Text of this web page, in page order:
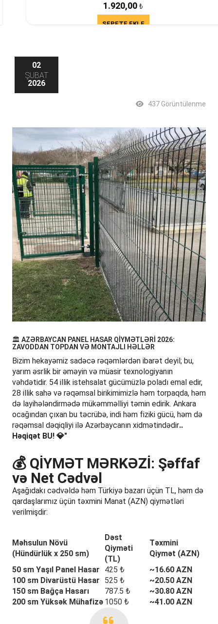
1.920,00₺
SEPETE EKLE
02
ŞUBAT
2026
437 Görüntülenme
🏛️ AZƏRBAYCAN PANEL HASAR QİYMƏTLƏRİ 2026:
ZAVODDAN TOPDAN VƏ MONTAJLI HƏLLƏR
Bizim hekayəmiz sadəcə rəqəmlərdən ibarət deyil; bu,
yarım əsrlik bir əməyin və müasir texnologiyanın
vəhdətidir. 54 illik istehsalat gücümüzlə poladı emal edir,
28 illik sahə və rəqəmsal birikimimizlə həm torpaqda, həm
də layihələndirmədə mükəmməlliyi təmin edirik. Ankara
ocağından çıxan bu təcrübə, indi həm fiziki gücü, həm də
rəqəmsal dəqiqliyi ilə Azərbaycanın xidmətindədir..
Həqiqət BU! 💎"
💰 QİYMƏT MƏRKƏZİ: Şəffaf
və Net Cədvəl
Aşağıdakı cədvəldə həm Türkiyə bazarı üçün TL, həm də
qardaşlarımız üçün təxmini Manat (AZN) qiymətləri
verilmişdir:
Məhsulun Növü
(Hündürlük x 250 sm)
Dəst
Qiyməti
(TL)
Təxmini
Qiymət (AZN)
50 sm Yaşıl Panel Hasar
425 ₺
~16.60 AZN
100 sm Divarüstü Hasar
525 ₺
~20.50 AZN
150 sm Bağça Hasarı
787.5 ₺
~30.80 AZN
200 sm Yüksək Mühafizə 1050 ₺ ~41.00 AZN